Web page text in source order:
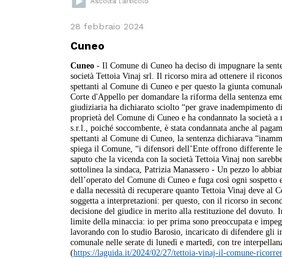
28 febbraio 2024
Cuneo
Cuneo- Il Comune di Cuneo ha deciso di impugnare la
società Tettoia Vinaj srl. Il ricorso mira ad ottenere il
spettanti al Comune di Cuneo e per questo la giunta
Corte d'Appello per domandare la riforma della sentenza
giudiziaria ha dichiarato sciolto “per grave inadempimento
proprietà del Comune di Cuneo e ha condannato la società
s.r.l., poiché soccombente, è stata condannata anche al
spettanti al Comune di Cuneo, la sentenza dichiarava
spiega il Comune, “i difensori dell’Ente offrono differente
saputo che la vicenda con la società Tettoia Vinaj non
sottolinea la sindaca, Patrizia Manassero - Un pezzo lo
dell’operato del Comune di Cuneo e fuga così ogni
e dalla necessità di recuperare quanto Tettoia Vinaj deve al
soggetta a interpretazioni: per questo, con il ricorso in
decisione del giudice in merito alla restituzione del dovuto.
limite della minaccia: io per prima sono preoccupata e
lavorando con lo studio Barosio, incaricato di difendere gli
comunale nelle serate di lunedì e martedì, con tre
(https://laguida.it/2024/02/27/tettoia-vinaj-il-comune-